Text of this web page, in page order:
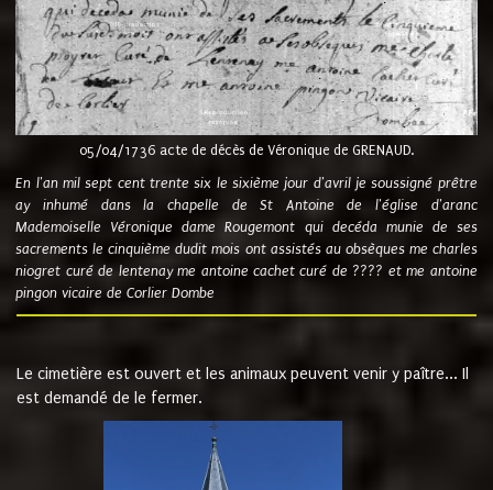
05/04/1736 acte de décès de Véronique de GRENAUD.
En l'an mil sept cent trente six le sixième jour d'avril je soussigné prêtre
ay inhumé dans la chapelle de St Antoine de l'église d'aranc
Mademoiselle Véronique dame Rougemont qui decéda munie de ses
sacrements le cinquième dudit mois ont assistés au obsèques me charles
niogret curé de lentenay me antoine cachet curé de ???? et me antoine
pingon vicaire de Corlier Dombe
Le cimetière est ouvert et les animaux peuvent venir y paître... Il
est demandé de le fermer.